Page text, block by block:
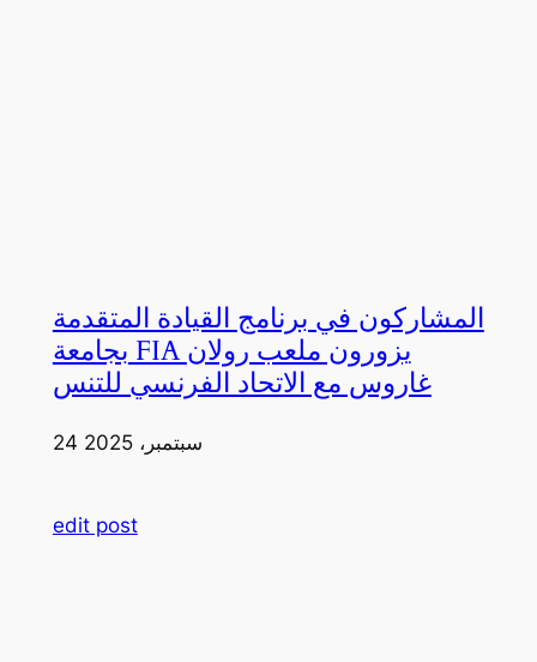
المشاركون في برنامج القيادة المتقدمة
بجامعة FIA يزورون ملعب رولان
غاروس مع الاتحاد الفرنسي للتنس
24 سبتمبر، 2025
edit post